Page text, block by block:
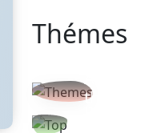
Thémes
thèmes